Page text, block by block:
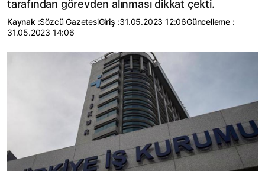
tarafından görevden alınması dikkat çekti.
Kaynak :Sözcü GazetesiGiriş :31.05.2023 12:06Güncelleme :
31.05.2023 14:06